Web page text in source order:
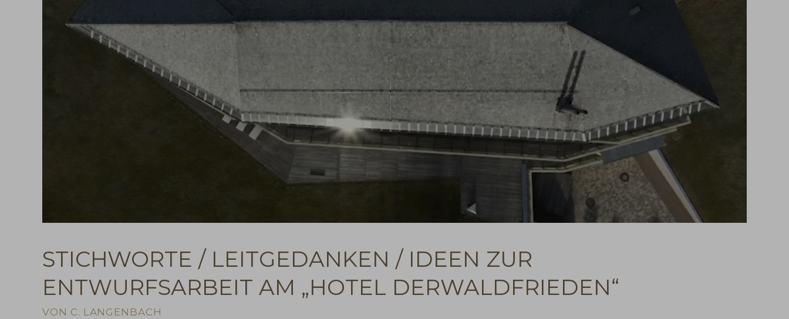
STICHWORTE / LEITGEDANKEN / IDEEN ZUR
ENTWURFSARBEIT AM „HOTEL DERWALDFRIEDEN“
VON C. LANGENBACH